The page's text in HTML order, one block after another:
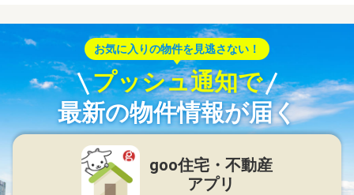
お気に入りの物件を見逃さない！
プッシュ通知で
最新の物件情報が届く
goo住宅・不動産
アプリ